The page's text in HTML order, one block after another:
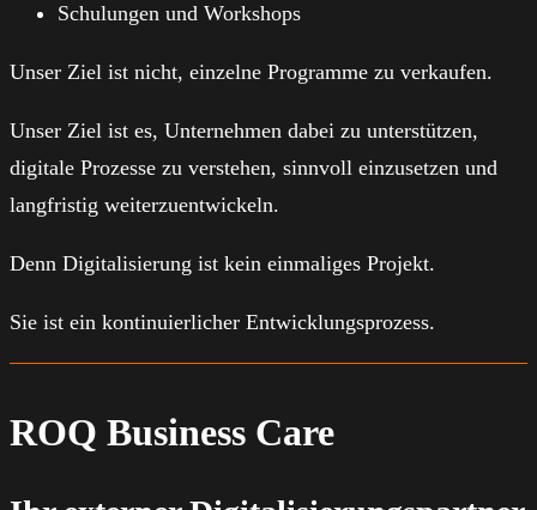
Schulungen und Workshops
Unser Ziel ist nicht, einzelne Programme zu verkaufen.
Unser Ziel ist es, Unternehmen dabei zu unterstützen,
digitale Prozesse zu verstehen, sinnvoll einzusetzen und
langfristig weiterzuentwickeln.
Denn Digitalisierung ist kein einmaliges Projekt.
Sie ist ein kontinuierlicher Entwicklungsprozess.
ROQ Business Care